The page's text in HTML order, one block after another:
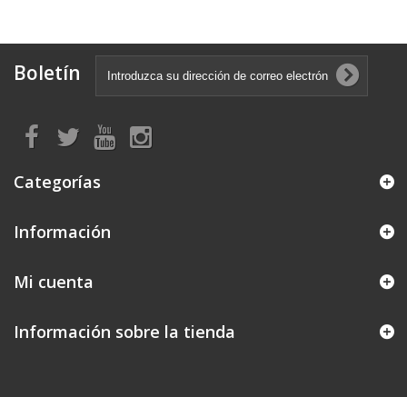
Boletín
Categorías
Información
Mi cuenta
Información sobre la tienda